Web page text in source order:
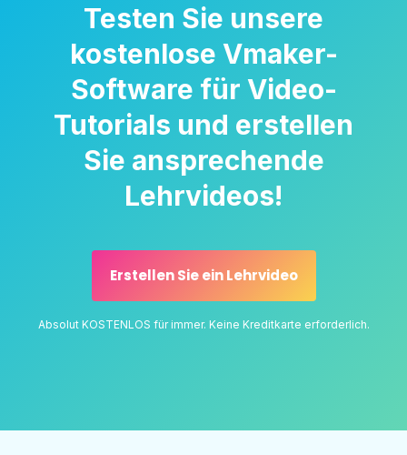
Testen Sie unsere
kostenlose Vmaker-
Software für Video-
Tutorials und erstellen
Sie ansprechende
Lehrvideos!
Erstellen Sie ein Lehrvideo
Absolut KOSTENLOS für immer. Keine Kreditkarte erforderlich.